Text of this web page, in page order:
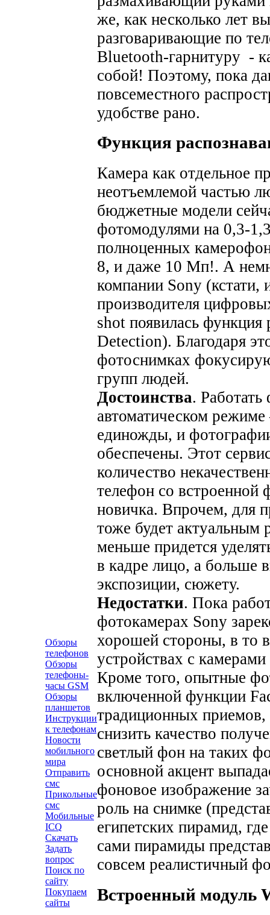
Обзоры
телефонов
Обзоры
телефоны-
часы GSM
Обзоры
планшетов
Инструкции
к телефонам
Новости
мобильного
мира
Отправить
смс
Прикольные
смс
Мобильные
ICQ
Скачать
Задать
вопрос
Поиск по
сайту
Покупаем
сайты
же, как несколько лет
разговаривающие по
Bluetooth-гарнитуру -
собой! Поэтому, пока
повсеместного
удобстве рано.
Функция
Камера как отдельное
неотъемлемой частью
бюджетные модели
фотомодулями на 0,3-
полноценных
8, и даже 10 Мп!. А
компании Sony (кстати,
производителя
shot появилась функция
Detection). Благодаря
фотоснимках
групп людей.
Достоинства.
автоматическом
единожды, и
обеспечены. Этот
количество
телефон со встроенной
новичка. Впрочем, для
тоже будет актуальным
меньше придется
в кадре лицо, а больше
экспозиции, сюжету.
Недостатки. Пока
фотокамерах Sony
хорошей стороны, в то
устройствах с
Кроме того, опытные
включенной функции
традиционных приемов,
снизить качество
светлый фон на таких
основной акцент
фоновое изображение
роль на снимке
египетских пирамид,
сами пирамиды
совсем реалистичный
Встроенный модуль